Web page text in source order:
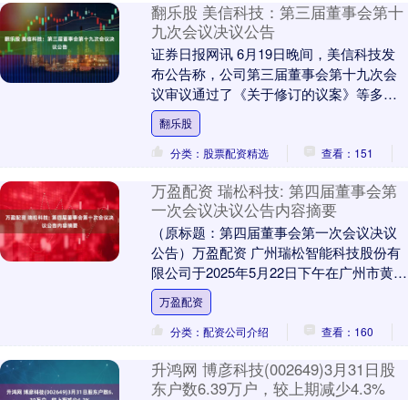
翻乐股 美信科技：第三届董事会第十
九次会议决议公告
证券日报网讯 6月19日晚间，美信科技发
布公告称，公司第三届董事会第十九次会
议审议通过了《关于修订的议案》等多项
议案。....
翻乐股
分类：股票配资精选
查看：151
万盈配资 瑞松科技: 第四届董事会第
一次会议决议公告内容摘要
（原标题：第四届董事会第一次会议决议
公告）万盈配资 广州瑞松智能科技股份有
限公司于2025年5月22日下午在广州市黄埔
区召开了第四届董事会第一次会议，会议
由董事....
万盈配资
分类：配资公司介绍
查看：160
升鸿网 博彦科技(002649)3月31日股
东户数6.39万户，较上期减少4.3%